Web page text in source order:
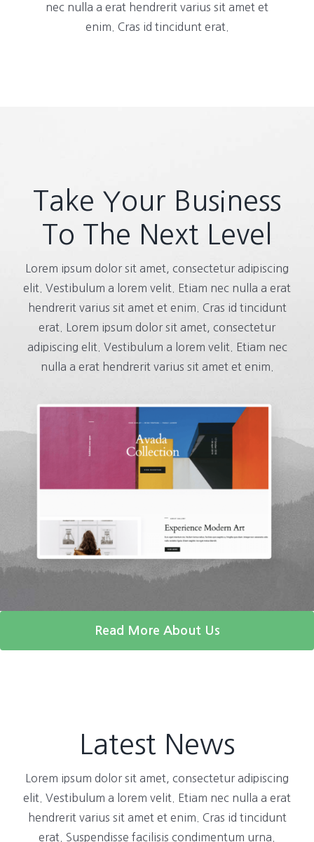
nec nulla a erat hendrerit varius sit amet et
enim. Cras id tincidunt erat.
Take Your Business
To The Next Level
Lorem ipsum dolor sit amet, consectetur adipiscing
elit. Vestibulum a lorem velit. Etiam nec nulla a erat
hendrerit varius sit amet et enim. Cras id tincidunt
erat. Lorem ipsum dolor sit amet, consectetur
adipiscing elit. Vestibulum a lorem velit. Etiam nec
nulla a erat hendrerit varius sit amet et enim.
Read More About Us
Latest News
Lorem ipsum dolor sit amet, consectetur adipiscing
elit. Vestibulum a lorem velit. Etiam nec nulla a erat
hendrerit varius sit amet et enim. Cras id tincidunt
erat. Suspendisse facilisis condimentum urna.